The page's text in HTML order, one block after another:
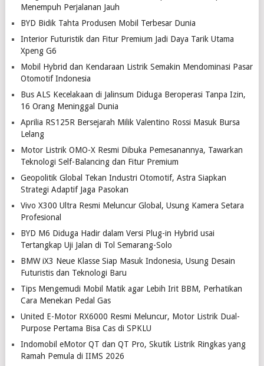
Menempuh Perjalanan Jauh
BYD Bidik Tahta Produsen Mobil Terbesar Dunia
Interior Futuristik dan Fitur Premium Jadi Daya Tarik Utama
Xpeng G6
Mobil Hybrid dan Kendaraan Listrik Semakin Mendominasi Pasar
Otomotif Indonesia
Bus ALS Kecelakaan di Jalinsum Diduga Beroperasi Tanpa Izin,
16 Orang Meninggal Dunia
Aprilia RS125R Bersejarah Milik Valentino Rossi Masuk Bursa
Lelang
Motor Listrik OMO-X Resmi Dibuka Pemesanannya, Tawarkan
Teknologi Self-Balancing dan Fitur Premium
Geopolitik Global Tekan Industri Otomotif, Astra Siapkan
Strategi Adaptif Jaga Pasokan
Vivo X300 Ultra Resmi Meluncur Global, Usung Kamera Setara
Profesional
BYD M6 Diduga Hadir dalam Versi Plug-in Hybrid usai
Tertangkap Uji Jalan di Tol Semarang-Solo
BMW iX3 Neue Klasse Siap Masuk Indonesia, Usung Desain
Futuristis dan Teknologi Baru
Tips Mengemudi Mobil Matik agar Lebih Irit BBM, Perhatikan
Cara Menekan Pedal Gas
United E-Motor RX6000 Resmi Meluncur, Motor Listrik Dual-
Purpose Pertama Bisa Cas di SPKLU
Indomobil eMotor QT dan QT Pro, Skutik Listrik Ringkas yang
Ramah Pemula di IIMS 2026